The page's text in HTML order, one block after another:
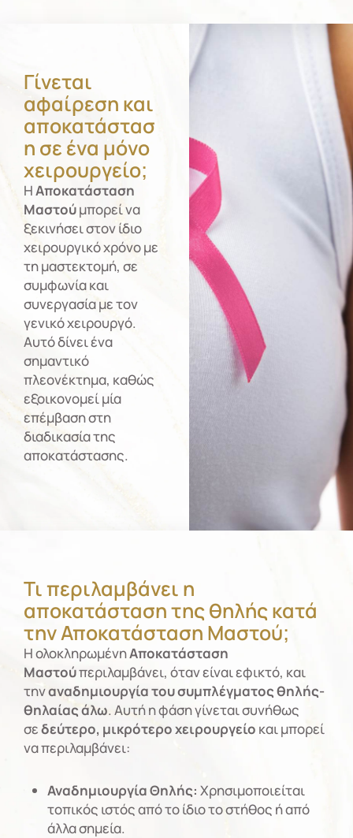
Γίνεται
αφαίρεση και
αποκατάστασ
η σε ένα μόνο
χειρουργείο;
ΗΑποκατάσταση
Μαστούμπορεί να
ξεκινήσει στον ίδιο
χειρουργικό χρόνο με
τη μαστεκτομή, σε
συμφωνία και
συνεργασία με τον
γενικό χειρουργό.
Αυτό δίνει ένα
σημαντικό
πλεονέκτημα, καθώς
εξοικονομεί μία
επέμβαση στη
διαδικασία της
αποκατάστασης.
Τι περιλαμβάνει η
αποκατάσταση της θηλής κατά
την Αποκατάσταση Μαστού;
Η ολοκληρωμένηΑποκατάσταση
Μαστούπεριλαμβάνει, όταν είναι εφικτό, και
τηναναδημιουργία του συμπλέγματος θηλής-
θηλαίας άλω. Αυτή η φάση γίνεται συνήθως
σεδεύτερο, μικρότερο χειρουργείο και μπορεί
να περιλαμβάνει:
Αναδημιουργία Θηλής: Χρησιμοποιείται
τοπικός ιστός από το ίδιο το στήθος ή από
άλλα σημεία.